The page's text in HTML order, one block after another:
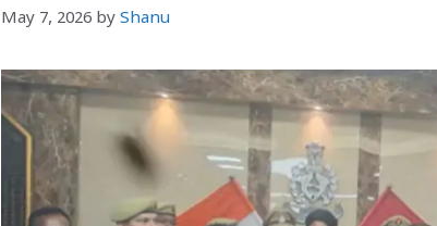
May 7, 2026 by Shanu